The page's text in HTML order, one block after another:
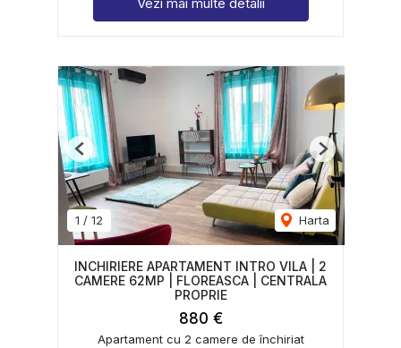
1 / 12 Harta
Previous Next
INCHIRIERE APARTAMENT INTRO VILA | 2
CAMERE 62MP | FLOREASCA | CENTRALA
PROPRIE
880 €
Apartament cu 2 camere de închiriat